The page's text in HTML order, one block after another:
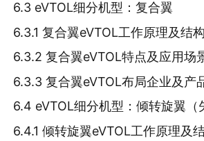
6.3 eVTOL细分机型：复合翼
6.3.1 复合翼eVTOL工作原理及结构
6.3.2 复合翼eVTOL特点及应用场
6.3.3 复合翼eVTOL布局企业及产
6.4 eVTOL细分机型：倾转旋翼（
6.4.1 倾转旋翼eVTOL工作原理及